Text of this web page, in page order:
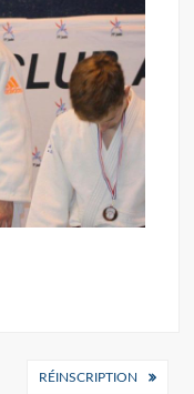
RÉINSCRIPTION